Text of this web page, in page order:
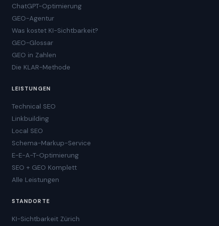
ChatGPT-Optimierung
GEO-Agentur
Was kostet KI-Sichtbarkeit?
GEO-Glossar
GEO in Zahlen
Die KLAR-Methode
LEISTUNGEN
Technical SEO
Linkbuilding
Local SEO
Schema-Markup-Service
E-E-A-T-Optimierung
SEO + GEO Komplett
Alle Leistungen
STANDORTE
KI-Sichtbarkeit Zürich